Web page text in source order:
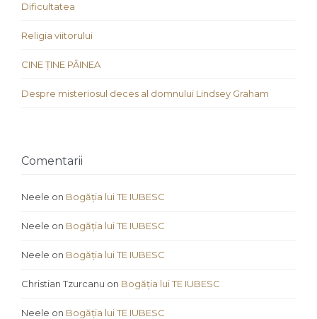
Dificultatea
Religia viitorului
CINE ȚINE PÂINEA
Despre misteriosul deces al domnului Lindsey Graham
Comentarii
Neele on Bogăția lui TE IUBESC
Neele on Bogăția lui TE IUBESC
Neele on Bogăția lui TE IUBESC
Christian Tzurcanu on Bogăția lui TE IUBESC
Neele on Bogăția lui TE IUBESC